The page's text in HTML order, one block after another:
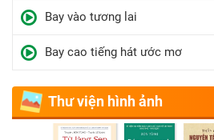
Bay vào tương lai
Bay cao tiếng hát ước mơ
Thư viện hình ảnh